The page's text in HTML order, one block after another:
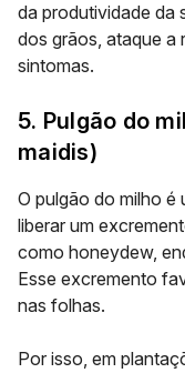
da produtividade da
dos grãos, ataque a
sintomas.
5. Pulgão do
maidis)
O pulgão do milho é
liberar um
como honeydew,
Esse excremento
nas folhas.
Por isso, em